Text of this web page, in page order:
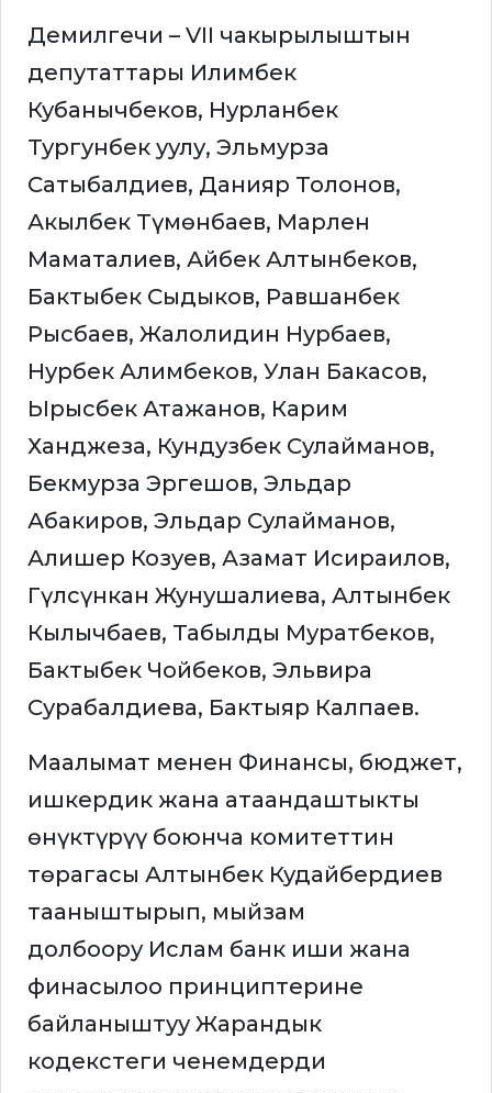
Демилгечи – VII чакырылыштын
депутаттары Илимбек
Кубанычбеков, Нурланбек
Тургунбек уулу, Эльмурза
Сатыбалдиев, Данияр Толонов,
Акылбек Түмөнбаев, Марлен
Маматалиев, Айбек Алтынбеков,
Бактыбек Сыдыков, Равшанбек
Рысбаев, Жалолидин Нурбаев,
Нурбек Алимбеков, Улан Бакасов,
Ырысбек Атажанов, Карим
Ханджеза, Кундузбек Сулайманов,
Бекмурза Эргешов, Эльдар
Абакиров, Эльдар Сулайманов,
Алишер Козуев, Азамат Исираилов,
Гүлсүнкан Жунушалиева, Алтынбек
Кылычбаев, Табылды Муратбеков,
Бактыбек Чойбеков, Эльвира
Сурабалдиева, Бактыяр Калпаев.
Маалымат менен Финансы, бюджет,
ишкердик жана атаандаштыкты
өнүктүрүү боюнча комитеттин
төрагасы Алтынбек Кудайбердиев
тааныштырып, мыйзам
долбоору Ислам банк иши жана
финасылоо принциптерине
байланыштуу Жарандык
кодекстеги ченемдерди